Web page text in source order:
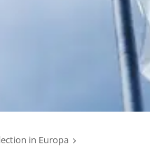
in Europa